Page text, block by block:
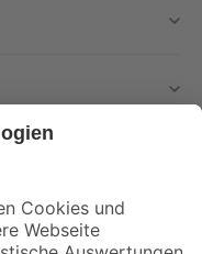
mehr verpassen!